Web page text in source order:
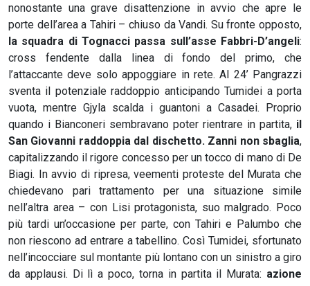
nonostante una grave disattenzione in avvio che apre le
porte dell’area a Tahiri – chiuso da Vandi. Su fronte opposto,
la squadra di Tognacci passa sull’asse Fabbri-D’angeli:
cross fendente dalla linea di fondo del primo, che
l’attaccante deve solo appoggiare in rete. Al 24’ Pangrazzi
sventa il potenziale raddoppio anticipando Tumidei a porta
vuota, mentre Gjyla scalda i guantoni a Casadei. Proprio
quando i Bianconeri sembravano poter rientrare in partita, il
San Giovanni raddoppia dal dischetto. Zanni non sbaglia,
capitalizzando il rigore concesso per un tocco di mano di De
Biagi. In avvio di ripresa, veementi proteste del Murata che
chiedevano pari trattamento per una situazione simile
nell’altra area – con Lisi protagonista, suo malgrado. Poco
più tardi un’occasione per parte, con Tahiri e Palumbo che
non riescono ad entrare a tabellino. Così Tumidei, sfortunato
nell’incocciare sul montante più lontano con un sinistro a giro
da applausi. Di lì a poco, torna in partita il Murata: azione